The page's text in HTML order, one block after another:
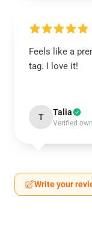
Feels like a
tag. I love it!
T Talia
Verified
Write your